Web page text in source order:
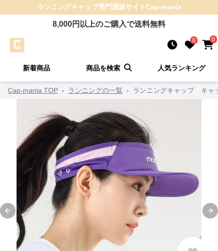
ランニングキャップ専門通販サイトCap-mania
8,000円以上のご購入で送料無料
0 0
新着商品 商品を検索 人気ランキング
Cap-mania TOP › ランニングの一覧 › ランニングキャップ キャ
Previous slide